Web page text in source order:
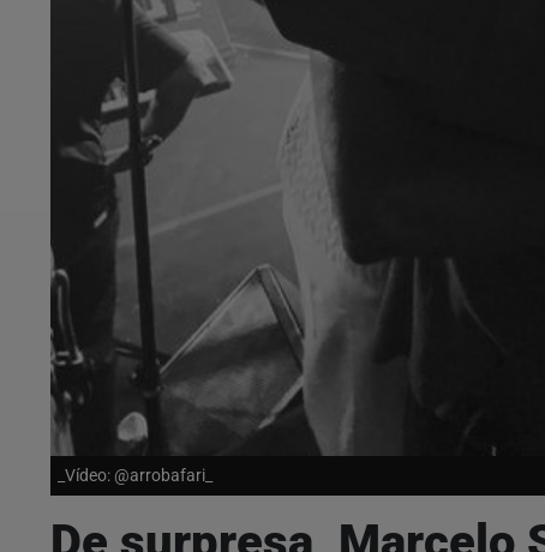
_Vídeo: @arrobafari_